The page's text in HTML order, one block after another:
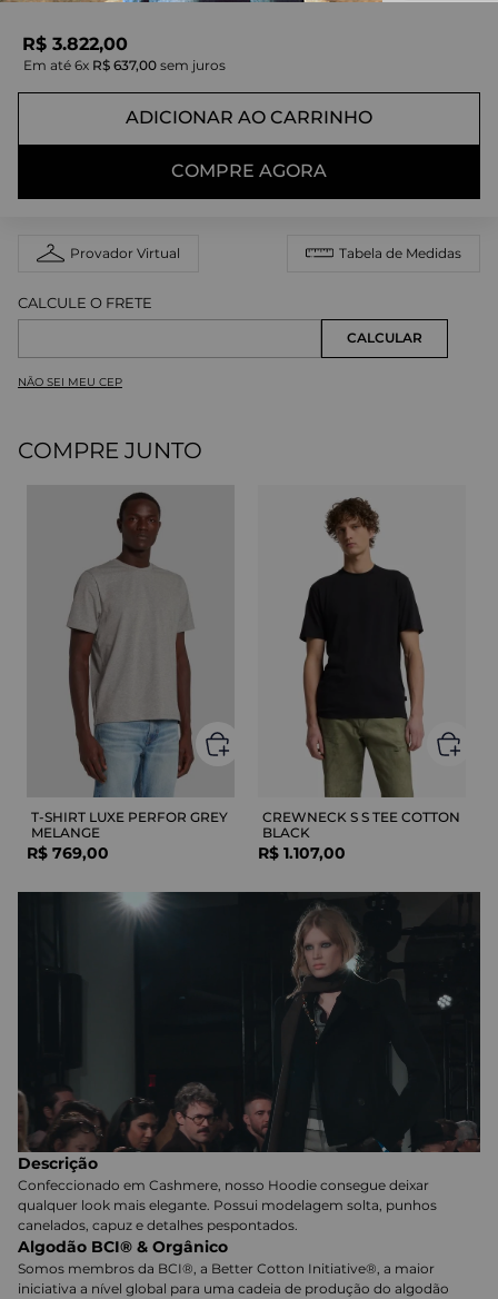
R$ 3.822,00
Em até 6x R$ 637,00 sem juros
ADICIONAR AO CARRINHO
COMPRE AGORA
Provador Virtual Tabela de Medidas
NÃO SEI MEU CEP
COMPRE JUNTO
T-SHIRT LUXE PERFOR GREY
MELANGE
R$ 769,00
CREWNECK S S TEE COTTON
BLACK
R$ 1.107,00
Descrição
Confeccionado em Cashmere, nosso Hoodie consegue deixar
qualquer look mais elegante. Possui modelagem solta, punhos
canelados, capuz e detalhes pespontados.
Algodão BCI® & Orgânico
Somos membros da BCI®, a Better Cotton Initiative®, a maior
iniciativa a nível global para uma cadeia de produção do algodão